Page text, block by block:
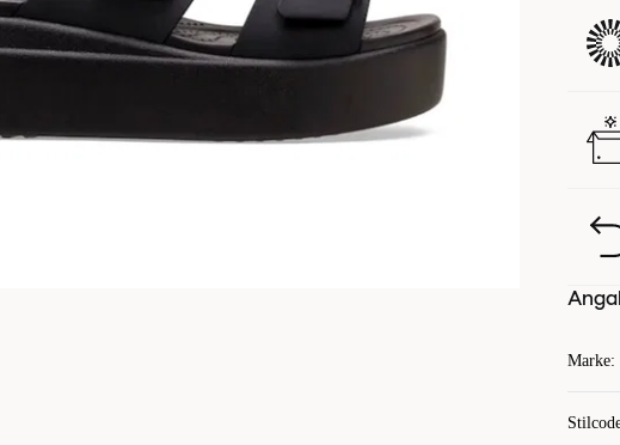
Marke: